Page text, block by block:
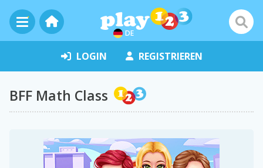
DE
LOGIN REGISTRIEREN
BFF Math Class